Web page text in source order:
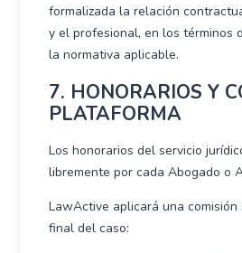
formalizada la relación
y el profesional, en los términos
la normativa aplicable.
7. HONORARIOS Y
PLATAFORMA
Los honorarios del servicio
libremente por cada Abogado o
LawActive aplicará una
final del caso: